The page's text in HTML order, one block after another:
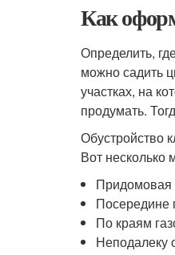
Как
Определить,
можно садить
участках, на
продумать.
Обустройство
Вот несколько
Придомовая
Посередине
По краям
Неподалеку